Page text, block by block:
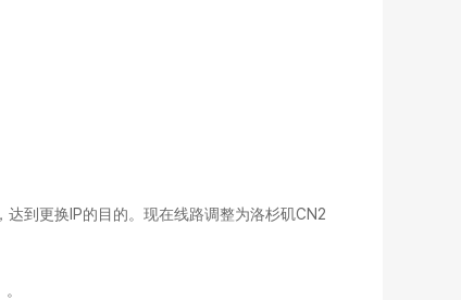
到更换IP的目的。现在线路调整为洛杉矶CN2